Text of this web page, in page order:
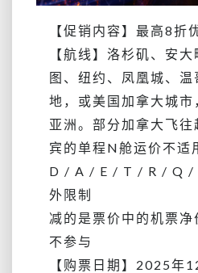
【促销内容】最高8折
【航线】洛杉矶、安
图、纽约、凤凰城、
地，或美国加拿大城市
亚洲。部分加拿大飞
宾的单程N舱运价不适
D / A / E / T / R / Q /
外限制
减的是票价中的机票
不参与
【购票日期】2025年